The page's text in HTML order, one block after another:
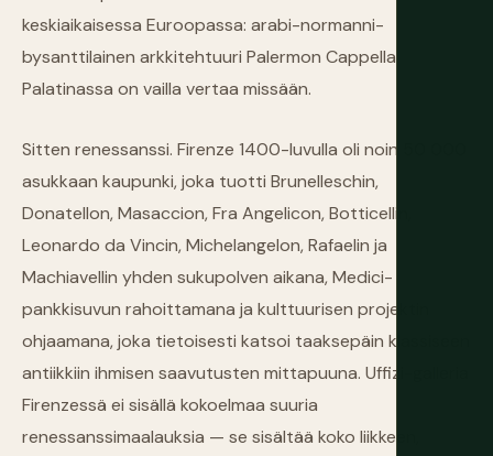
keskiaikaisessa Euroopassa: arabi-normanni-
bysanttilainen arkkitehtuuri Palermon Cappella
Palatinassa on vailla vertaa missään.
Sitten renessanssi. Firenze 1400-luvulla oli noin 50 000
asukkaan kaupunki, joka tuotti Brunelleschin,
Donatellon, Masaccion, Fra Angelicon, Botticellin,
Leonardo da Vincin, Michelangelon, Rafaelin ja
Machiavellin yhden sukupolven aikana, Medici-
pankkisuvun rahoittamana ja kulttuurisen projektin
ohjaamana, joka tietoisesti katsoi taaksepäin klassiseen
antiikkiin ihmisen saavutusten mittapuuna. Uffizi-galleria
Firenzessä ei sisällä kokoelmaa suuria
renessanssimaalauksia — se sisältää koko liikkeen,